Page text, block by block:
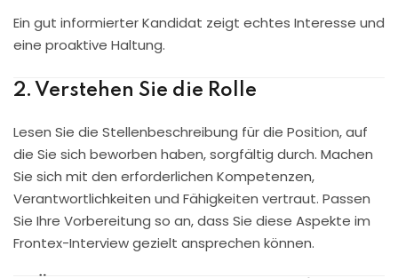
Ein gut informierter Kandidat zeigt echtes Interesse und
eine proaktive Haltung.
2. Verstehen Sie die Rolle
Lesen Sie die Stellenbeschreibung für die Position, auf
die Sie sich beworben haben, sorgfältig durch. Machen
Sie sich mit den erforderlichen Kompetenzen,
Verantwortlichkeiten und Fähigkeiten vertraut. Passen
Sie Ihre Vorbereitung so an, dass Sie diese Aspekte im
Frontex-Interview gezielt ansprechen können.